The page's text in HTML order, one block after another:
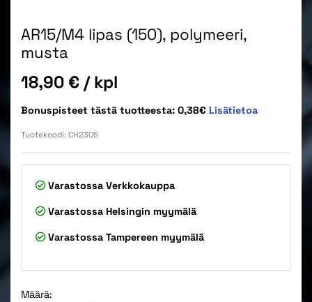
AR15/M4 lipas (150), polymeeri,
musta
Hinta
18,90 € / kpl
Bonuspisteet tästä tuotteesta: 0,38€ Lisätietoa
Tuotekoodi: CH2305
Varastossa Verkkokauppa
Varastossa Helsingin myymälä
Varastossa Tampereen myymälä
Määrä: